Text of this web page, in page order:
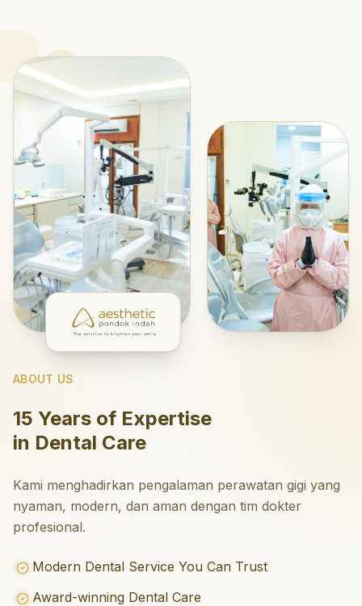
ABOUT US
15 Years of Expertise
in Dental Care
Kami menghadirkan pengalaman perawatan gigi yang
nyaman, modern, dan aman dengan tim dokter
profesional.
Modern Dental Service You Can Trust
Award-winning Dental Care